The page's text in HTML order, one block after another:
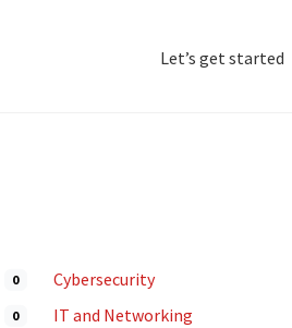
Let’s get started
0
0
Cybersecurity
IT and Networking